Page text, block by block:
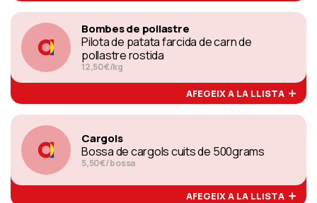
Bombes de pollastre
Pilota de patata farcida de carn de
pollastre rostida
12,50€/kg
AFEGEIX A LA LLISTA
Cargols
Bossa de cargols cuits de 500grams
5,50€/ bossa
AFEGEIX A LA LLISTA